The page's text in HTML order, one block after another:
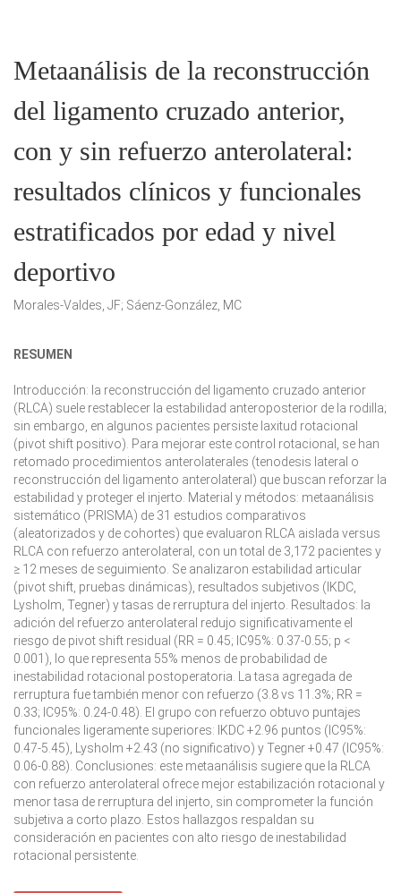
Metaanálisis de la reconstrucción
del ligamento cruzado anterior,
con y sin refuerzo anterolateral:
resultados clínicos y funcionales
estratificados por edad y nivel
deportivo
Morales-Valdes, JF; Sáenz-González, MC
RESUMEN
Introducción: la reconstrucción del ligamento cruzado anterior
(RLCA) suele restablecer la estabilidad anteroposterior de la rodilla;
sin embargo, en algunos pacientes persiste laxitud rotacional
(pivot shift positivo). Para mejorar este control rotacional, se han
retomado procedimientos anterolaterales (tenodesis lateral o
reconstrucción del ligamento anterolateral) que buscan reforzar la
estabilidad y proteger el injerto. Material y métodos: metaanálisis
sistemático (PRISMA) de 31 estudios comparativos
(aleatorizados y de cohortes) que evaluaron RLCA aislada versus
RLCA con refuerzo anterolateral, con un total de 3,172 pacientes y
≥ 12 meses de seguimiento. Se analizaron estabilidad articular
(pivot shift, pruebas dinámicas), resultados subjetivos (IKDC,
Lysholm, Tegner) y tasas de rerruptura del injerto. Resultados: la
adición del refuerzo anterolateral redujo significativamente el
riesgo de pivot shift residual (RR = 0.45; IC95%: 0.37-0.55; p <
0.001), lo que representa 55% menos de probabilidad de
inestabilidad rotacional postoperatoria. La tasa agregada de
rerruptura fue también menor con refuerzo (3.8 vs 11.3%; RR =
0.33; IC95%: 0.24-0.48). El grupo con refuerzo obtuvo puntajes
funcionales ligeramente superiores: IKDC +2.96 puntos (IC95%:
0.47-5.45), Lysholm +2.43 (no significativo) y Tegner +0.47 (IC95%:
0.06-0.88). Conclusiones: este metaanálisis sugiere que la RLCA
con refuerzo anterolateral ofrece mejor estabilización rotacional y
menor tasa de rerruptura del injerto, sin comprometer la función
subjetiva a corto plazo. Estos hallazgos respaldan su
consideración en pacientes con alto riesgo de inestabilidad
rotacional persistente.